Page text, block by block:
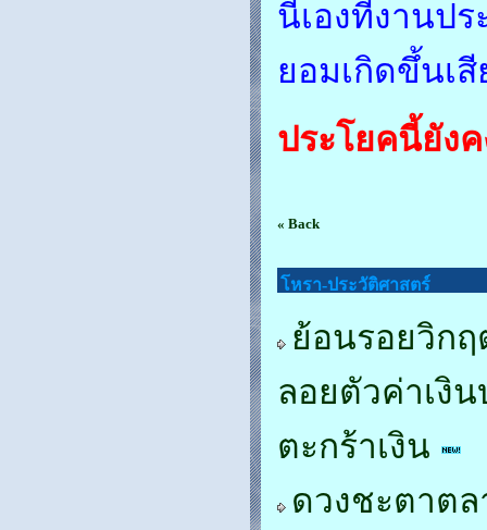
นี่เองที่งานป
ยอมเกิดขึ้นเ
ประโยคนี้ยัง
« Back
โหรา-ประวัติศาสตร์
ย้อนรอยวิก
ลอยตัวค่าเงิ
ตะกร้าเงิน
ดวงชะตาต